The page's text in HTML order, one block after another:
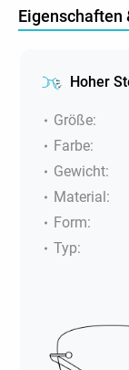
Eigenschaften
Hoher
Größe:
Farbe:
Gewicht:
Material:
Form:
Typ: